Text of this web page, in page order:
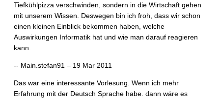
Tiefkühlpizza verschwinden, sondern in die Wirtschaft gehen
mit unserem Wissen. Deswegen bin ich froh, dass wir schon
einen kleinen Einblick bekommen haben, welche
Auswirkungen Informatik hat und wie man darauf reagieren
kann.
-- Main.stefan91 – 19 Mar 2011
Das war eine interessante Vorlesung. Wenn ich mehr
Erfahrung mit der Deutsch Sprache habe. dann wäre es